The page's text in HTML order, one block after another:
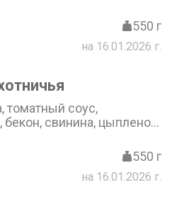
550 г
на 16.01.2026 г.
томатный соус,
бекон, свинина, цыпленок,
550 г
на 16.01.2026 г.